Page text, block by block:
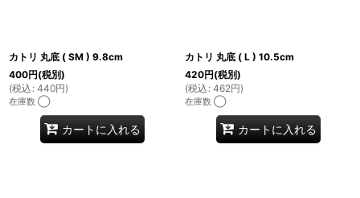
カトリ 丸底 ( SM ) 9.8cm
400円(税別)
(税込 : 440円)
在庫数 ◯
カートに入れる
カトリ 丸底 ( L ) 10.5cm
420円(税別)
(税込 : 462円)
在庫数 ◯
カートに入れる